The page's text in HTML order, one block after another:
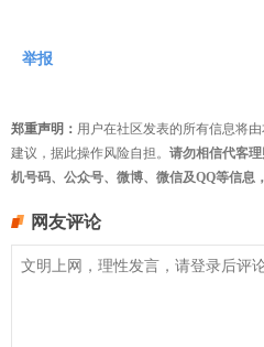
举报
郑重声明： 用户在社区发表的所有信息将
建议，据此操作风险自担。 请勿相信代客
机号码、公众号、微博、微信及QQ等信息
网友评论